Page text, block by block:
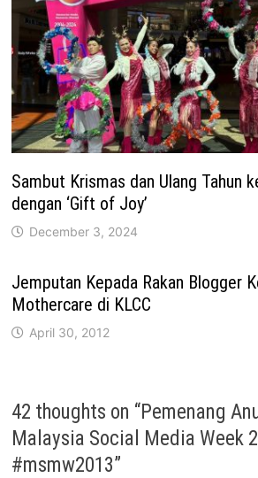
Sambut Krismas dan Ulang Tahun
dengan ‘Gift of Joy’
December 3, 2024
Jemputan Kepada Rakan Blogger
Mothercare di KLCC
April 30, 2012
42 thoughts on “Pemenang
Malaysia Social Media Week
#msmw2013”